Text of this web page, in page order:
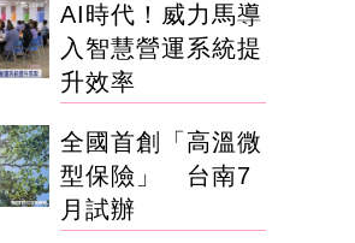
AI時代！威力馬導
入智慧營運系統提
升效率
全國首創「高溫微
型保險」 台南7
月試辦